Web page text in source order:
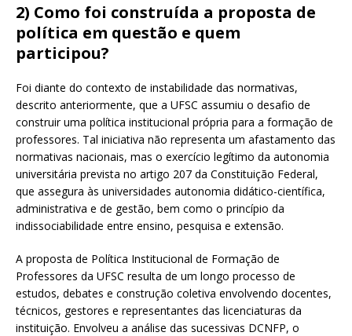
2) Como foi construída a proposta de
política em questão e quem
participou?
Foi diante do contexto de instabilidade das normativas,
descrito anteriormente, que a UFSC assumiu o desafio de
construir uma política institucional própria para a formação de
professores. Tal iniciativa não representa um afastamento das
normativas nacionais, mas o exercício legítimo da autonomia
universitária prevista no artigo 207 da Constituição Federal,
que assegura às universidades autonomia didático-científica,
administrativa e de gestão, bem como o princípio da
indissociabilidade entre ensino, pesquisa e extensão.
A proposta de Política Institucional de Formação de
Professores da UFSC resulta de um longo processo de
estudos, debates e construção coletiva envolvendo docentes,
técnicos, gestores e representantes das licenciaturas da
instituição. Envolveu a análise das sucessivas DCNFP, o